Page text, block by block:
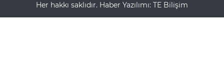
Her hakkı saklıdır. Haber Yazılımı: TE Bilişim